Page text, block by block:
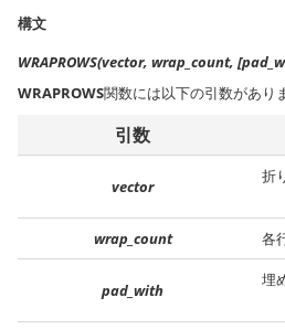
構文
WRAPROWS(vector, wrap_count,
WRAPROWS関数には以下の引数があり
引数
vector
折
wrap_count 各
pad_with
埋